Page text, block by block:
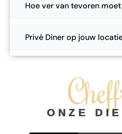
Hoe ver van tevoren
Privé Diner op jouw
ONZE